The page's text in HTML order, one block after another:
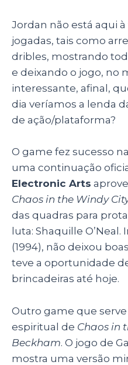
Jordan não está aqui
jogadas, tais como
dribles, mostrando
e deixando o jogo, no
interessante, afinal,
dia veríamos a lenda
de ação/plataforma?
O game fez sucesso
uma continuação
Electronic Arts
Chaos in the Windy
das quadras para
luta: Shaquille
(1994), não deixou
teve a oportunidade
brincadeiras até hoje.
Outro game que
espiritual de Chaos in
Beckham. O jogo de
mostra uma versão